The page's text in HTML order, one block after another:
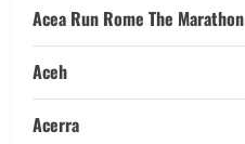
Acea Run Rome The Marathon
Aceh
Acerra